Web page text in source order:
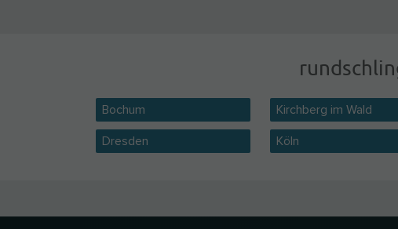
Bochum
Dresden
Kirchberg im Wald
Köln